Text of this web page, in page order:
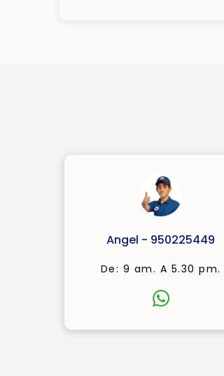
Angel - 950225449
De: 9 am. A 5.30 pm.